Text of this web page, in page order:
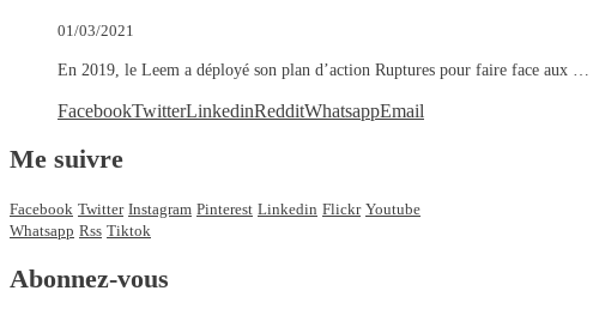
01/03/2021
En 2019, le Leem a déployé son plan d’action Ruptures pour faire face aux …
FacebookTwitterLinkedinRedditWhatsappEmail
Me suivre
Facebook Twitter Instagram Pinterest Linkedin Flickr Youtube
Whatsapp Rss Tiktok
Abonnez-vous